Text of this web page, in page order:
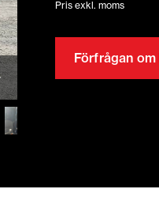
Pris exkl. moms
Förfrågan